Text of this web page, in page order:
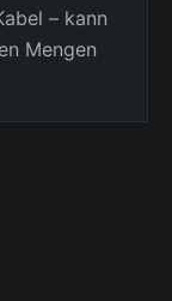
– kann
Mengen